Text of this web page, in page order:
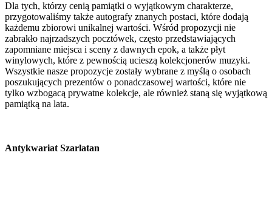
Dla tych, którzy cenią pamiątki o wyjątkowym charakterze,
przygotowaliśmy także autografy znanych postaci, które dodają
każdemu zbiorowi unikalnej wartości. Wśród propozycji nie
zabrakło najrzadszych pocztówek, często przedstawiających
zapomniane miejsca i sceny z dawnych epok, a także płyt
winylowych, które z pewnością ucieszą kolekcjonerów muzyki.
Wszystkie nasze propozycje zostały wybrane z myślą o osobach
poszukujących prezentów o ponadczasowej wartości, które nie
tylko wzbogacą prywatne kolekcje, ale również staną się wyjątkową
pamiątką na lata.
Antykwariat Szarlatan